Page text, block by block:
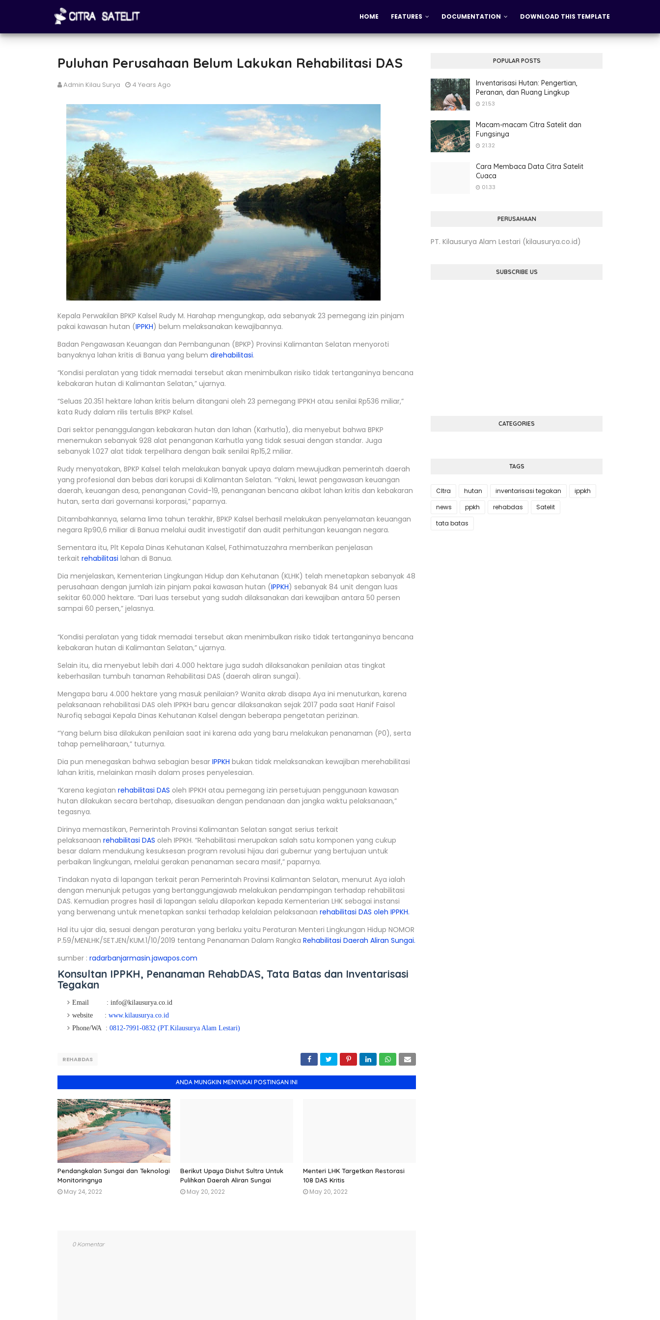
HOME FEATURES DOCUMENTATION DOWNLOAD THIS TEMPLATE
Puluhan Perusahaan Belum Lakukan Rehabilitasi DAS
Admin Kilau Surya 4 Years Ago
Kepala Perwakilan BPKP Kalsel Rudy M. Harahap mengungkap, ada sebanyak 23 pemegang izin pinjam
pakai kawasan hutan (IPPKH) belum melaksanakan kewajibannya.
Badan Pengawasan Keuangan dan Pembangunan (BPKP) Provinsi Kalimantan Selatan menyoroti
banyaknya lahan kritis di Banua yang belum direhabilitasi.
“Kondisi peralatan yang tidak memadai tersebut akan menimbulkan risiko tidak tertanganinya bencana
kebakaran hutan di Kalimantan Selatan,” ujarnya.
“Seluas 20.351 hektare lahan kritis belum ditangani oleh 23 pemegang IPPKH atau senilai Rp536 miliar,”
kata Rudy dalam rilis tertulis BPKP Kalsel.
Dari sektor penanggulangan kebakaran hutan dan lahan (Karhutla), dia menyebut bahwa BPKP
menemukan sebanyak 928 alat penanganan Karhutla yang tidak sesuai dengan standar. Juga
sebanyak 1.027 alat tidak terpelihara dengan baik senilai Rp15,2 miliar.
Rudy menyatakan, BPKP Kalsel telah melakukan banyak upaya dalam mewujudkan pemerintah daerah
yang profesional dan bebas dari korupsi di Kalimantan Selatan. “Yakni, lewat pengawasan keuangan
daerah, keuangan desa, penanganan Covid-19, penanganan bencana akibat lahan kritis dan kebakaran
hutan, serta dari governansi korporasi,” paparnya.
Ditambahkannya, selama lima tahun terakhir, BPKP Kalsel berhasil melakukan penyelamatan keuangan
negara Rp90,6 miliar di Banua melalui audit investigatif dan audit perhitungan keuangan negara.
Sementara itu, Plt Kepala Dinas Kehutanan Kalsel, Fathimatuzzahra memberikan penjelasan
terkait rehabilitasi lahan di Banua.
Dia menjelaskan, Kementerian Lingkungan Hidup dan Kehutanan (KLHK) telah menetapkan sebanyak 48
perusahaan dengan jumlah izin pinjam pakai kawasan hutan (IPPKH) sebanyak 84 unit dengan luas
sekitar 60.000 hektare. “Dari luas tersebut yang sudah dilaksanakan dari kewajiban antara 50 persen
sampai 60 persen,” jelasnya.
“Kondisi peralatan yang tidak memadai tersebut akan menimbulkan risiko tidak tertanganinya bencana
kebakaran hutan di Kalimantan Selatan,” ujarnya.
Selain itu, dia menyebut lebih dari 4.000 hektare juga sudah dilaksanakan penilaian atas tingkat
keberhasilan tumbuh tanaman Rehabilitasi DAS (daerah aliran sungai).
Mengapa baru 4.000 hektare yang masuk penilaian? Wanita akrab disapa Aya ini menuturkan, karena
pelaksanaan rehabilitasi DAS oleh IPPKH baru gencar dilaksanakan sejak 2017 pada saat Hanif Faisol
Nurofiq sebagai Kepala Dinas Kehutanan Kalsel dengan beberapa pengetatan perizinan.
“Yang belum bisa dilakukan penilaian saat ini karena ada yang baru melakukan penanaman (P0), serta
tahap pemeliharaan,” tuturnya.
Dia pun menegaskan bahwa sebagian besar IPPKH bukan tidak melaksanakan kewajiban merehabilitasi
lahan kritis, melainkan masih dalam proses penyelesaian.
“Karena kegiatan rehabilitasi DAS oleh IPPKH atau pemegang izin persetujuan penggunaan kawasan
hutan dilakukan secara bertahap, disesuaikan dengan pendanaan dan jangka waktu pelaksanaan,”
tegasnya.
Dirinya memastikan, Pemerintah Provinsi Kalimantan Selatan sangat serius terkait
pelaksanaan rehabilitasi DAS oleh IPPKH. “Rehabilitasi merupakan salah satu komponen yang cukup
besar dalam mendukung kesuksesan program revolusi hijau dari gubernur yang bertujuan untuk
perbaikan lingkungan, melalui gerakan penanaman secara masif,” paparnya.
Tindakan nyata di lapangan terkait peran Pemerintah Provinsi Kalimantan Selatan, menurut Aya ialah
dengan menunjuk petugas yang bertanggungjawab melakukan pendampingan terhadap rehabilitasi
DAS. Kemudian progres hasil di lapangan selalu dilaporkan kepada Kementerian LHK sebagai instansi
yang berwenang untuk menetapkan sanksi terhadap kelalaian pelaksanaan rehabilitasi DAS oleh IPPKH.
Hal itu ujar dia, sesuai dengan peraturan yang berlaku yaitu Peraturan Menteri Lingkungan Hidup NOMOR
P.59/MENLHK/SETJEN/KUM.1/10/2019 tentang Penanaman Dalam Rangka Rehabilitasi Daerah Aliran Sungai.
sumber : radarbanjarmasin.jawapos.com
Konsultan IPPKH, Penanaman RehabDAS, Tata Batas dan Inventarisasi
Tegakan
Email : info@kilausurya.co.id
website
: www.kilausurya.co.id
Phone/WA : 0812-7991-0832 (PT.Kilausurya Alam Lestari)
REHABDAS
ANDA MUNGKIN MENYUKAI POSTINGAN INI
Pendangkalan Sungai dan Teknologi
Monitoringnya
May 24, 2022
Berikut Upaya Dishut Sultra Untuk
Pulihkan Daerah Aliran Sungai
May 20, 2022
Menteri LHK Targetkan Restorasi
108 DAS Kritis
May 20, 2022
0 Komentar
POPULAR POSTS
Inventarisasi Hutan: Pengertian,
Peranan, dan Ruang Lingkup
21.53
Macam-macam Citra Satelit dan
Fungsinya
21.32
Cara Membaca Data Citra Satelit
Cuaca
01.33
PERUSAHAAN
PT. Kilausurya Alam Lestari (kilausurya.co.id)
SUBSCRIBE US
CATEGORIES
TAGS
CItra hutan inventarisasi tegakan
ippkh
news
ppkh rehabdas
Satelit
tata batas